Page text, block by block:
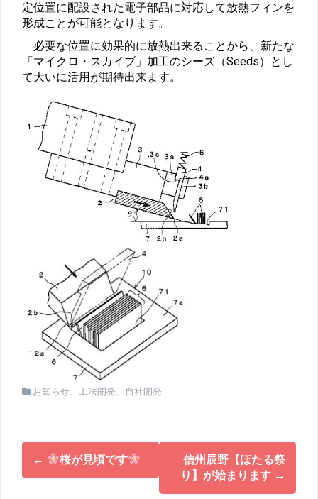
定位置に配設された電子部品に対応して放熱フィンを
形成ことが可能となります。
必要な位置に効果的に放熱出来ることから、新たな
「マイクロ・スカイブ」加工のシーズ（Seeds）とし
て大いに活用が期待出来ます。
お知らせ 工法開発 自社開発
投
稿← 桜が見頃です
信州辰野【ほたる祭
り】が始まります →